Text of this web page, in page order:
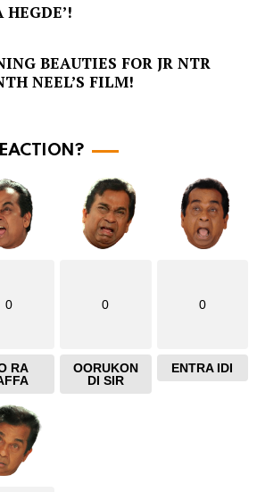
HEGDE’!
BEAUTIES FOR JR NTR
NEEL’S FILM!
0
RA
0
OORUKON
DI SIR
0
ENTRA IDI